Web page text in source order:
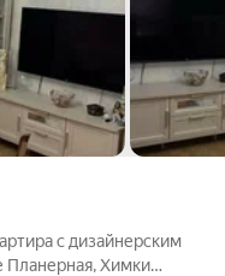
с дизайнерским
Планерная, Химки